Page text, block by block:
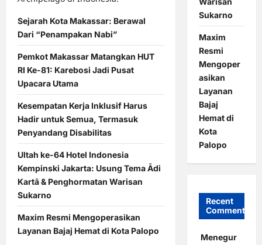
Sejarah Kota Makassar: Berawal
Dari “Penampakan Nabi”
Pemkot Makassar Matangkan HUT
RI Ke-81: Karebosi Jadi Pusat
Upacara Utama
Kesempatan Kerja Inklusif Harus
Hadir untuk Semua, Termasuk
Penyandang Disabilitas
Ultah ke-64 Hotel Indonesia
Kempinski Jakarta: Usung Tema Ādi
Kartā & Penghormatan Warisan
Sukarno
Maxim Resmi Mengoperasikan
Layanan Bajaj Hemat di Kota Palopo
Sukarno
Maxim
Resmi
Mengoper
asikan
Layanan
Bajaj
Hemat di
Kota
Palopo
Recent
Comments
Menegur